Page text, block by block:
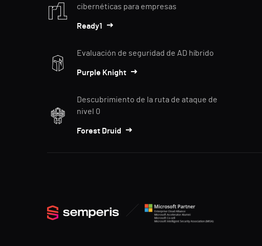
cibernéticas para empresas
Ready1
Evaluación de seguridad de AD híbrido
Purple Knight
Descubrimiento de la ruta de ataque de
nivel 0
Forest Druid